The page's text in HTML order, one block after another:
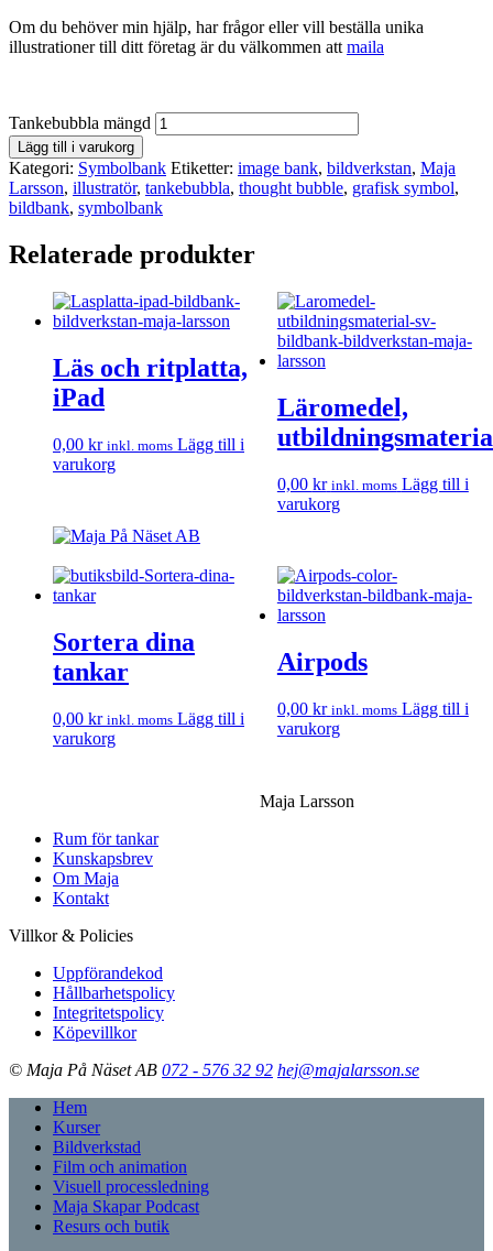
Om du behöver min hjälp, har frågor eller vill beställa unika
illustrationer till ditt företag är du välkommen att maila
Tankebubbla mängd
Lägg till i varukorg
Kategori: Symbolbank Etiketter: image bank, bildverkstan, Maja
Larsson, illustratör, tankebubbla, thought bubble, grafisk symbol,
bildbank, symbolbank
Relaterade produkter
Läs och ritplatta,
iPad
0,00 kr inkl. moms Lägg till i
varukorg
Läromedel,
0,00 kr inkl. moms Lägg till i
varukorg
Sortera dina
tankar
0,00 kr inkl. moms Lägg till i
varukorg
Airpods
0,00 kr inkl. moms Lägg till i
varukorg
Maja Larsson
Rum för tankar
Kunskapsbrev
Om Maja
Kontakt
Villkor & Policies
Uppförandekod
Hållbarhetspolicy
Integritetspolicy
Köpevillkor
© Maja På Näset AB 072 - 576 32 92 hej@majalarsson.se
Hem
Kurser
Bildverkstad
Film och animation
Visuell processledning
Maja Skapar Podcast
Resurs och butik